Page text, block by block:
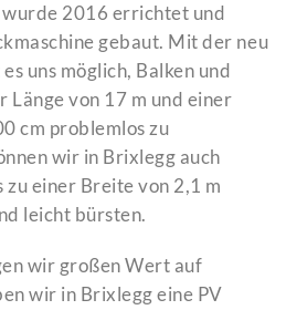
2016 errichtet und
gebaut. Mit der neu
uns möglich, Balken und
Länge von 17 m und einer
cm problemlos zu
wir in Brixlegg auch
einer Breite von 2,1 m
leicht bürsten.
wir großen Wert auf
wir in Brixlegg eine PV